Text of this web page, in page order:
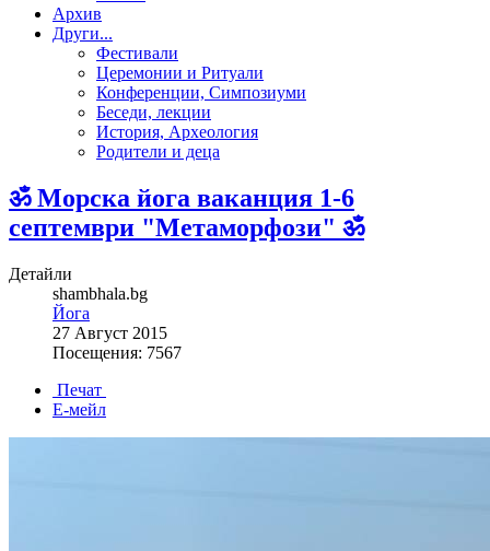
Aрхив
Други...
Фестивали
Церемонии и Ритуали
Конференции, Симпозиуми
Беседи, лекции
История, Археология
Родители и деца
ॐ Морска йога ваканция 1-6
септември "Метаморфози" ॐ
Детайли
shambhala.bg
Йога
27 Август 2015
Посещения: 7567
Печат
Е-мейл